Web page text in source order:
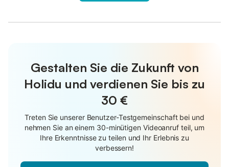
Gestalten Sie die Zukunft von
Holidu und verdienen Sie bis zu
30 €
Treten Sie unserer Benutzer-Testgemeinschaft bei und
nehmen Sie an einem 30-minütigen Videoanruf teil, um
Ihre Erkenntnisse zu teilen und Ihr Erlebnis zu
verbessern!